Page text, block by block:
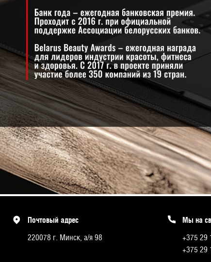
Почтовый адрес
220078 г. Минск, а/я 98
Мы на
+375 29
+375 29